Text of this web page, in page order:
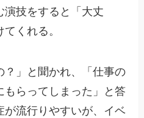
演技をすると「大丈
くれる。
？」と聞かれ、「仕事の
もらってしまった」と答
が流行りやすいが、イベ